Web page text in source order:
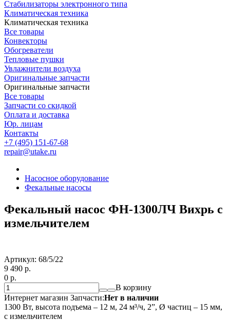
Стабилизаторы электронного типа
Климатическая техника
Климатическая техника
Все товары
Конвекторы
Обогреватели
Тепловые пушки
Увлажнители воздуха
Оригинальные запчасти
Оригинальные запчасти
Все товары
Запчасти со скидкой
Оплата и доставка
Юр. лицам
Контакты
+7 (495) 151-67-68
repair@utake.ru
Насосное оборудование
Фекальные насосы
Фекальный насос ФН-1300ЛЧ Вихрь с
измельчителем
Артикул: 68/5/22
9 490 p.
0 p.
В корзину
Интернет магазин Запчасти:Нет в наличии
1300 Вт, высота подъема – 12 м, 24 м³/ч, 2”, Ø частиц – 15 мм,
с измельчителем